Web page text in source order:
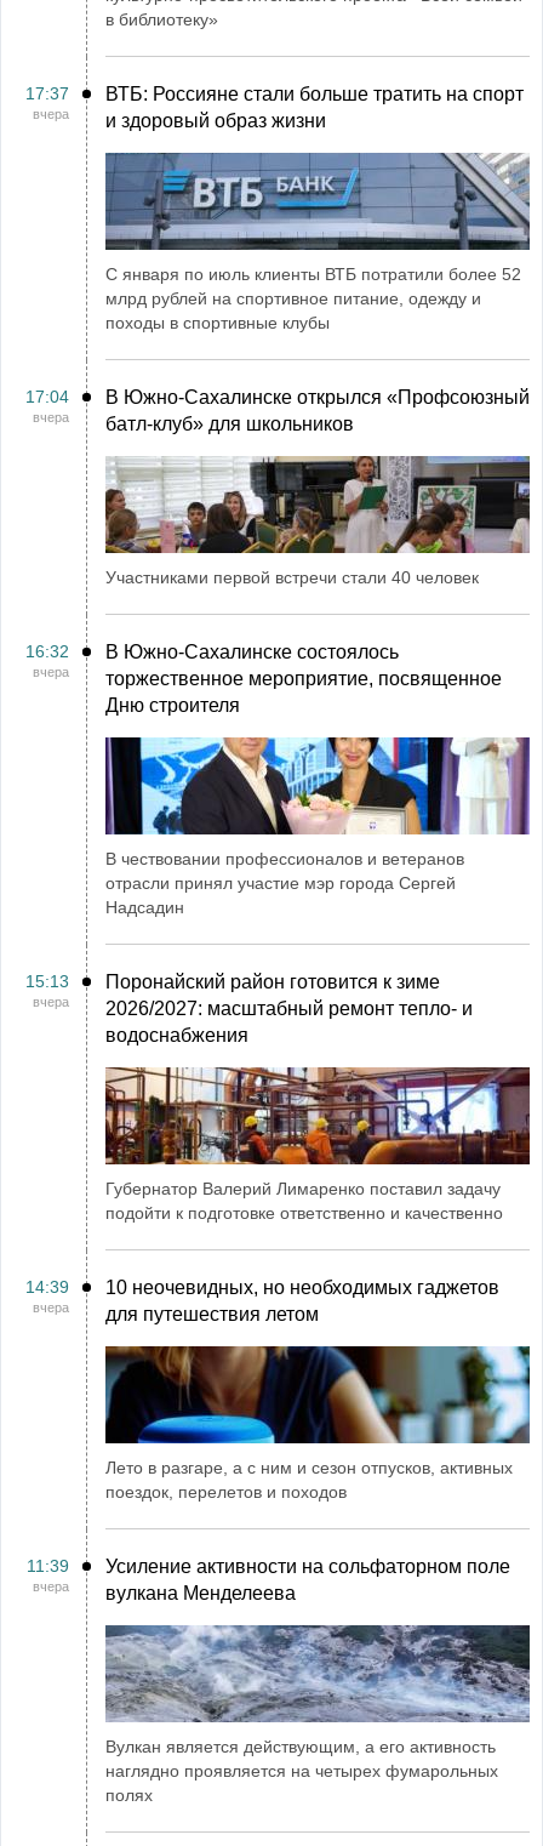
в библиотеку»
17:37
вчера
ВТБ: Россияне стали больше тратить на спорт
и здоровый образ жизни
С января по июль клиенты ВТБ потратили более 52
млрд рублей на спортивное питание, одежду и
походы в спортивные клубы
17:04
вчера
В Южно-Сахалинске открылся «Профсоюзный
батл-клуб» для школьников
Участниками первой встречи стали 40 человек
16:32
вчера
В Южно-Сахалинске состоялось
торжественное мероприятие, посвященное
Дню строителя
В чествовании профессионалов и ветеранов
отрасли принял участие мэр города Сергей
Надсадин
15:13
вчера
Поронайский район готовится к зиме
2026/2027: масштабный ремонт тепло- и
водоснабжения
Губернатор Валерий Лимаренко поставил задачу
подойти к подготовке ответственно и качественно
14:39
вчера
10 неочевидных, но необходимых гаджетов
для путешествия летом
Лето в разгаре, а с ним и сезон отпусков, активных
поездок, перелетов и походов
11:39
вчера
Усиление активности на сольфаторном поле
вулкана Менделеева
Вулкан является действующим, а его активность
наглядно проявляется на четырех фумарольных
полях